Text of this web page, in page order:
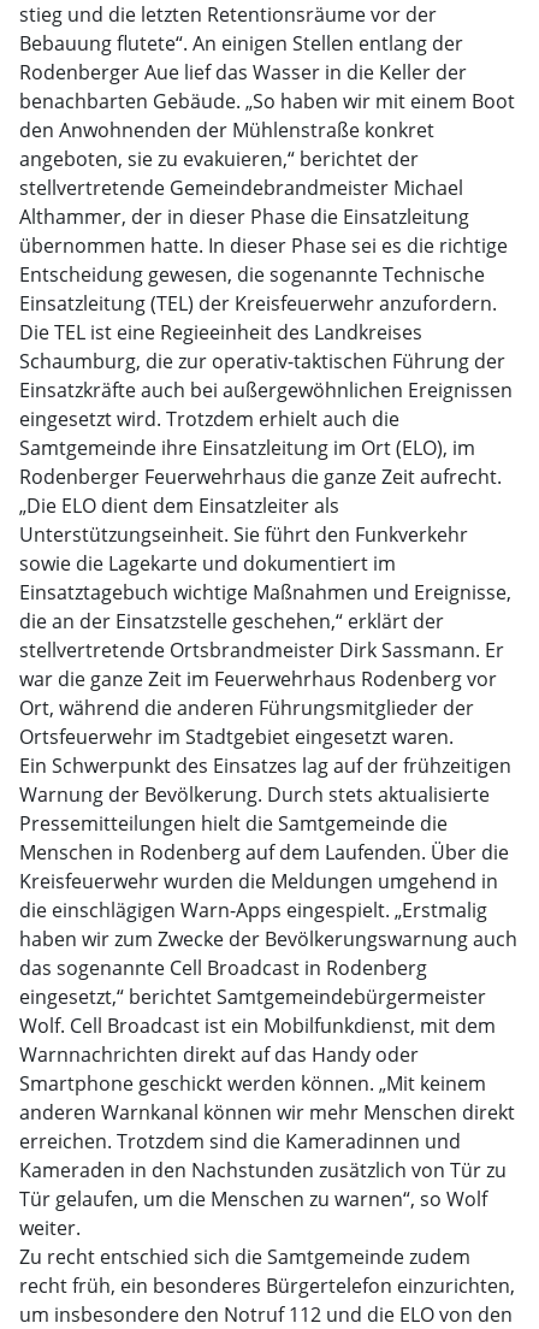
stieg und die letzten Retentionsräume vor der
Bebauung flutete“. An einigen Stellen entlang der
Rodenberger Aue lief das Wasser in die Keller der
benachbarten Gebäude. „So haben wir mit einem Boot
den Anwohnenden der Mühlenstraße konkret
angeboten, sie zu evakuieren,“ berichtet der
stellvertretende Gemeindebrandmeister Michael
Althammer, der in dieser Phase die Einsatzleitung
übernommen hatte. In dieser Phase sei es die richtige
Entscheidung gewesen, die sogenannte Technische
Einsatzleitung (TEL) der Kreisfeuerwehr anzufordern.
Die TEL ist eine Regieeinheit des Landkreises
Schaumburg, die zur operativ-taktischen Führung der
Einsatzkräfte auch bei außergewöhnlichen Ereignissen
eingesetzt wird. Trotzdem erhielt auch die
Samtgemeinde ihre Einsatzleitung im Ort (ELO), im
Rodenberger Feuerwehrhaus die ganze Zeit aufrecht.
„Die ELO dient dem Einsatzleiter als
Unterstützungseinheit. Sie führt den Funkverkehr
sowie die Lagekarte und dokumentiert im
Einsatztagebuch wichtige Maßnahmen und Ereignisse,
die an der Einsatzstelle geschehen,“ erklärt der
stellvertretende Ortsbrandmeister Dirk Sassmann. Er
war die ganze Zeit im Feuerwehrhaus Rodenberg vor
Ort, während die anderen Führungsmitglieder der
Ortsfeuerwehr im Stadtgebiet eingesetzt waren.
Ein Schwerpunkt des Einsatzes lag auf der frühzeitigen
Warnung der Bevölkerung. Durch stets aktualisierte
Pressemitteilungen hielt die Samtgemeinde die
Menschen in Rodenberg auf dem Laufenden. Über die
Kreisfeuerwehr wurden die Meldungen umgehend in
die einschlägigen Warn-Apps eingespielt. „Erstmalig
haben wir zum Zwecke der Bevölkerungswarnung auch
das sogenannte Cell Broadcast in Rodenberg
eingesetzt,“ berichtet Samtgemeindebürgermeister
Wolf. Cell Broadcast ist ein Mobilfunkdienst, mit dem
Warnnachrichten direkt auf das Handy oder
Smartphone geschickt werden können. „Mit keinem
anderen Warnkanal können wir mehr Menschen direkt
erreichen. Trotzdem sind die Kameradinnen und
Kameraden in den Nachstunden zusätzlich von Tür zu
Tür gelaufen, um die Menschen zu warnen“, so Wolf
weiter.
Zu recht entschied sich die Samtgemeinde zudem
recht früh, ein besonderes Bürgertelefon einzurichten,
um insbesondere den Notruf 112 und die ELO von den